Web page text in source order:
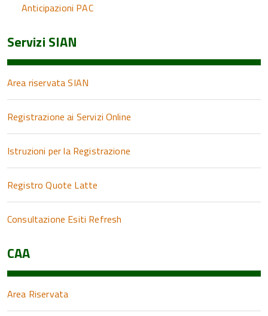
Anticipazioni PAC
Servizi SIAN
Area riservata SIAN
Registrazione ai Servizi Online
Istruzioni per la Registrazione
Registro Quote Latte
Consultazione Esiti Refresh
CAA
Area Riservata